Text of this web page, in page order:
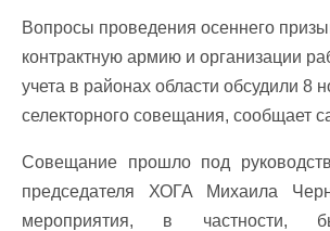
Вопросы проведения осеннего
контрактную армию и организации
учета в районах области обсудили 8
селекторного совещания, сообщает
Совещание прошло под
председателя ХОГА Михаила
мероприятия, в частности,